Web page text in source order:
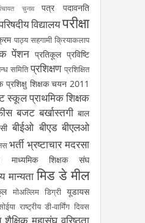
चुनाव पत्र पदावनति
विद्यालयपरीक्षा
पाठ्य सहगामी क्रियाकलाप
पेंशन प्रतिकूल प्रविष्टि
समिति प्रशिक्षण प्रशिक्षित
प्रशिक्षु शिक्षक चयन 2011
स्कूलप्राथमिक शिक्षक
बजट बर्खास्तगी बाल
बीईओ बीएड बीएलओ
भर्ती भ्रष्टाचार मदरसा
माध्यमिक शिक्षक संघ
मान्यता मिड डे मील
मोअल्लिम डिग्री यूडायस
राष्ट्रीय डी-वार्मिंग दिवस